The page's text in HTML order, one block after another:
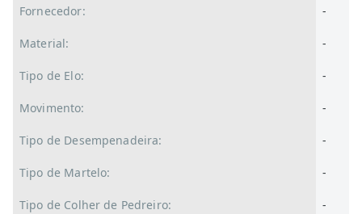
Fornecedor: -
Material: -
Tipo de Elo: -
Movimento: -
Tipo de Desempenadeira: -
Tipo de Martelo: -
Tipo de Colher de Pedreiro: -